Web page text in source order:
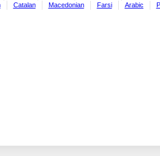
Catalan Macedonian Farsi Arabic